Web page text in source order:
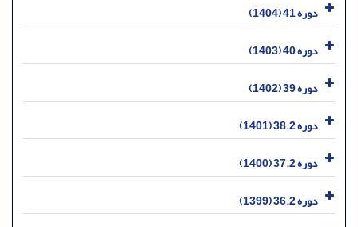
دوره 41 (1404)
دوره 40 (1403)
دوره 39 (1402)
دوره 38.2 (1401)
دوره 37.2 (1400)
دوره 36.2 (1399)